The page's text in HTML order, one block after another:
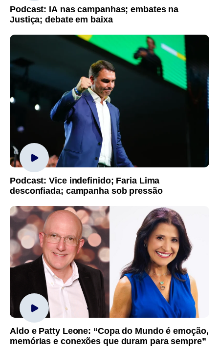
Podcast: IA nas campanhas; embates na
Justiça; debate em baixa
Podcast: Vice indefinido; Faria Lima
desconfiada; campanha sob pressão
Aldo e Patty Leone: “Copa do Mundo é emoção,
memórias e conexões que duram para sempre”